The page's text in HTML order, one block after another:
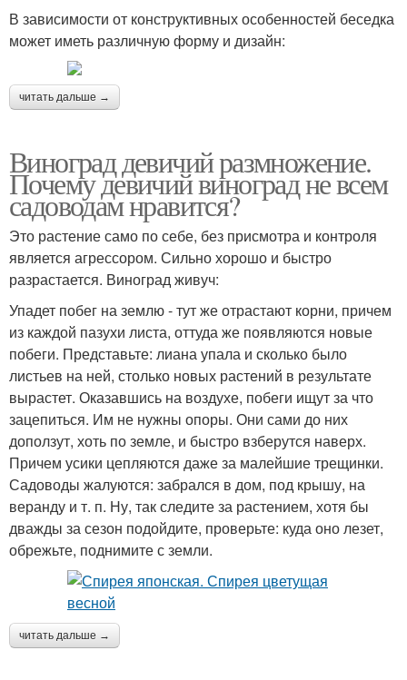
В зависимости от конструктивных особенностей беседка
может иметь различную форму и дизайн:
читать дальше →
Виноград девичий размножение.
Почему девичий виноград не всем
садоводам нравится?
Это растение само по себе, без присмотра и контроля
является агрессором. Сильно хорошо и быстро
разрастается. Виноград живуч:
Упадет побег на землю - тут же отрастают корни, причем
из каждой пазухи листа, оттуда же появляются новые
побеги. Представьте: лиана упала и сколько было
листьев на ней, столько новых растений в результате
вырастет. Оказавшись на воздухе, побеги ищут за что
зацепиться. Им не нужны опоры. Они сами до них
доползут, хоть по земле, и быстро взберутся наверх.
Причем усики цепляются даже за малейшие трещинки.
Садоводы жалуются: забрался в дом, под крышу, на
веранду и т. п. Ну, так следите за растением, хотя бы
дважды за сезон подойдите, проверьте: куда оно лезет,
обрежьте, поднимите с земли.
читать дальше →